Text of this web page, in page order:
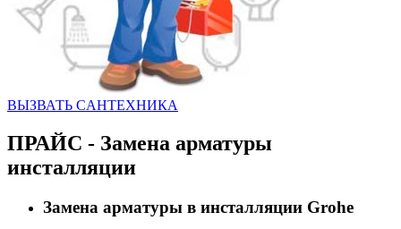
ВЫЗВАТЬ CАНТЕХНИКА
ПРАЙС - Замена арматуры
инсталляции
Замена арматуры в инсталляции Grohe